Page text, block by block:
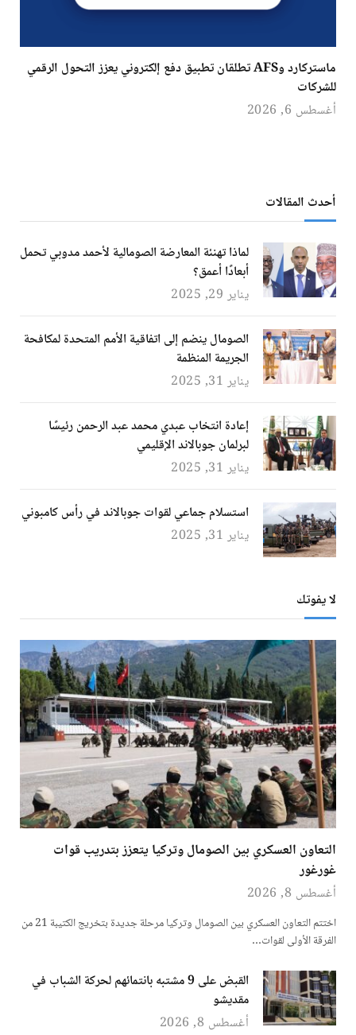
ماستركارد وAFS تطلقان تطبيق دفع إلكتروني يعزز التحول الرقمي
للشركات
أغسطس 6, 2026
أحدث المقالات
لماذا تهنئة المعارضة الصومالية لأحمد مدوبي تحمل
أبعادًا أعمق؟
يناير 29, 2025
الصومال ينضم إلى اتفاقية الأمم المتحدة لمكافحة
الجريمة المنظمة
يناير 31, 2025
إعادة انتخاب عبدي محمد عبد الرحمن رئيسًا
لبرلمان جوبالاند الإقليمي
يناير 31, 2025
استسلام جماعي لقوات جوبالاند في رأس كامبوني
يناير 31, 2025
لا يفوتك
التعاون العسكري بين الصومال وتركيا يتعزز بتدريب قوات
غورغور
أغسطس 8, 2026
اختتم التعاون العسكري بين الصومال وتركيا مرحلة جديدة بتخريج الكتيبة 21 من
الفرقة الأولى لقوات…
القبض على 9 مشتبه بانتمائهم لحركة الشباب في
مقديشو
أغسطس 8, 2026